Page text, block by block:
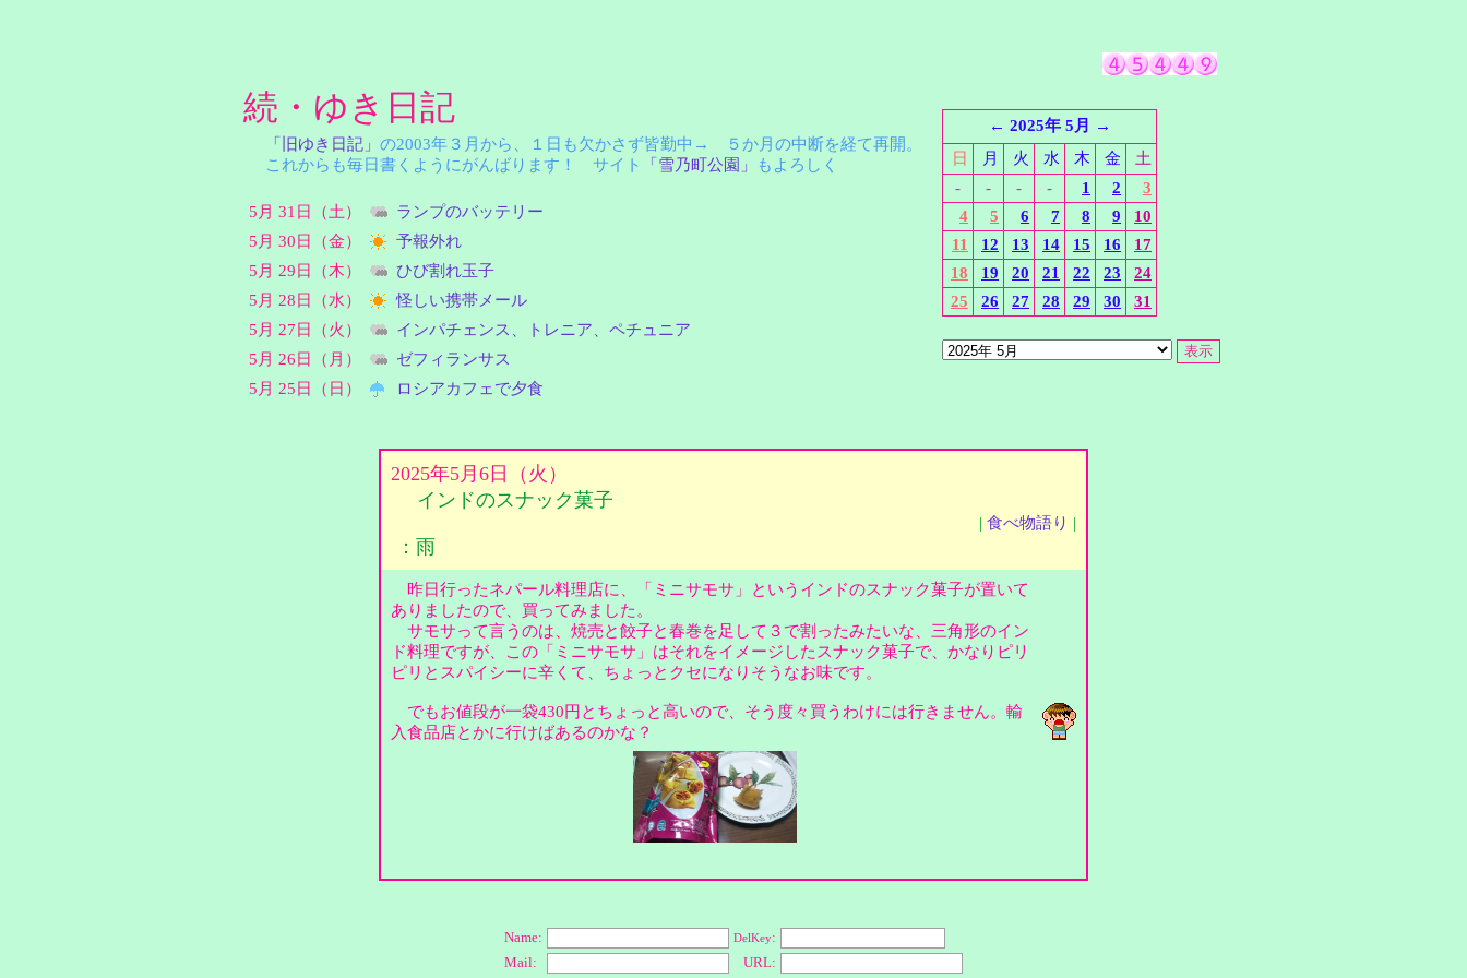
続・ゆき日記
「旧ゆき日記」 の2003年３月から、１日も欠かさず皆勤中→ ５か月の中断を経て再開。
これからも毎日書くようにがんばります！ サイト
「雪乃町公園」 もよろしく
5月 31日（土）
ランプのバッテリー
5月 30日（金）
予報外れ
5月 29日（木）
ひび割れ玉子
5月 28日（水）
怪しい携帯メール
5月 27日（火）
インパチェンス、トレニア、ペチュニア
5月 26日（月）
ゼフィランサス
5月 25日（日）
ロシアカフェで夕食
← 2025年 5月
→
日
月 火 水 木 金
土
-
- - - 1 2
3
4
5 6 7 8 9
10
11
12 13 14 15 16
17
18
19 20 21 22 23
24
25
26 27 28 29 30 31
2025年5月6日（火）
インドのスナック菓子
| 食べ物語り |
：雨
昨日行ったネパール料理店に、「ミニサモサ」というインドのスナック菓子が置いて
ありましたので、買ってみました。
サモサって言うのは、焼売と餃子と春巻を足して３で割ったみたいな、三角形のイン
ド料理ですが、この「ミニサモサ」はそれをイメージしたスナック菓子で、かなりピリ
ピリとスパイシーに辛くて、ちょっとクセになりそうなお味です。
でもお値段が一袋430円とちょっと高いので、そう度々買うわけには行きません。輸
入食品店とかに行けばあるのかな？
Name: DelKey:
Mail:
URL: